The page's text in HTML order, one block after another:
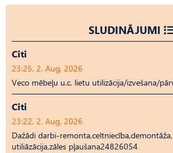
SLUDINĀJUMI
Citi
23:25, 2. Aug, 2026
Veco mēbeļu u.c. lietu utilizācija/izvešana/
Citi
23:22, 2. Aug, 2026
Dažādi darbi-
utiliāzācija,zāles pļaušana24826054